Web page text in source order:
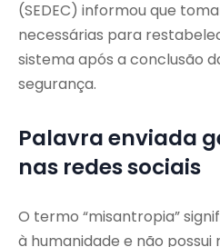
(SEDEC) informou que
necessárias para
sistema após a conclusão
segurança.
Palavra enviada
nas redes sociais
O termo “misantropia”
à humanidade e não